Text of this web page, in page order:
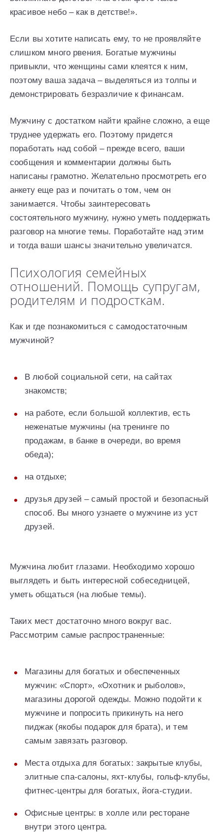
красивое небо – как в детстве!».
Если вы хотите написать ему, то не проявляйте
слишком много рвения. Богатые мужчины
привыкли, что женщины сами клеятся к ним,
поэтому ваша задача – выделяться из толпы и
демонстрировать безразличие к финансам.
Мужчину с достатком найти крайне сложно, а еще
труднее удержать его. Поэтому придется
поработать над собой – прежде всего, ваши
сообщения и комментарии должны быть
написаны грамотно. Желательно просмотреть его
анкету еще раз и почитать о том, чем он
занимается. Чтобы заинтересовать
состоятельного мужчину, нужно уметь поддержать
разговор на многие темы. Поработайте над этим
и тогда ваши шансы значительно увеличатся.
Психология семейных
отношений. Помощь супругам,
родителям и подросткам.
Как и где познакомиться с самодостаточным
мужчиной?
В любой социальной сети, на сайтах
знакомств;
на работе, если большой коллектив, есть
неженатые мужчины (на тренинге по
продажам, в банке в очереди, во время
обеда);
на отдыхе;
друзья друзей – самый простой и безопасный
способ. Вы много узнаете о мужчине из уст
друзей.
Мужчина любит глазами. Необходимо хорошо
выглядеть и быть интересной собеседницей,
уметь общаться (на любые темы).
Таких мест достаточно много вокруг вас.
Рассмотрим самые распространенные:
Магазины для богатых и обеспеченных
мужчин: «Спорт», «Охотник и рыболов»,
магазины дорогой одежды. Можно подойти к
мужчине и попросить прикинуть на него
пиджак (якобы подарок для брата), и тем
самым завязать разговор.
Места отдыха для богатых: закрытые клубы,
элитные спа-салоны, яхт-клубы, гольф-клубы,
фитнес-центры для богатых, йога-студии.
Офисные центры: в холле или ресторане
внутри этого центра.